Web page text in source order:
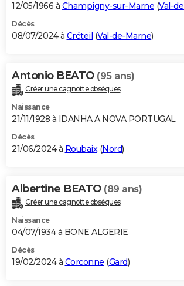
12/05/1966 à Champigny-sur-Marne (Val-
Décès
08/07/2024 à Créteil (Val-de-Marne)
Antonio BEATO (95 ans)
Créer une cagnotte obsèques
Naissance
21/11/1928 à IDANHA A NOVA PORTUGAL
Décès
21/06/2024 à Roubaix(Nord)
Albertine BEATO (89 ans)
Créer une cagnotte obsèques
Naissance
04/07/1934 à BONE ALGERIE
Décès
19/02/2024 à Corconne (Gard)